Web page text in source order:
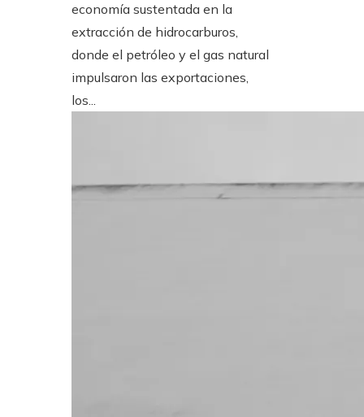
economía sustentada en la
extracción de hidrocarburos,
donde el petróleo y el gas natural
impulsaron las exportaciones,
los...